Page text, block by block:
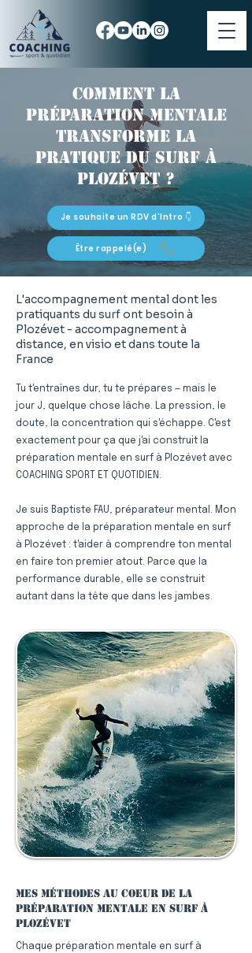
Comment la
préparation mentale
transforme la
pratique du surf à
Plozévet ?
Je souhaite un RDV d'Intro 👇
Être rappelé(e)
L'accompagnement mental dont les
pratiquants du surf ont besoin à
Plozévet - accompagnement à
distance, en visio et dans toute la
France
Tu t'entraînes dur, tu te prépares — mais le
jour J, quelque chose lâche. La pression, le
doute, la concentration qui s'échappe. C'est
exactement pour ça que j'ai construit la
préparation mentale en surf à Plozévet avec
COACHING SPORT ET QUOTIDIEN.
Je suis Baptiste FAU, préparateur mental. Mon
approche de la préparation mentale en surf
à Plozévet : t'aider à comprendre ton mental
en faire ton premier atout. Parce que la
performance durable, elle se construit
autant dans la tête que dans les jambes.
Mes méthodes au coeur de la
préparation mentale en surf à
Plozévet
Chaque préparation mentale en surf à